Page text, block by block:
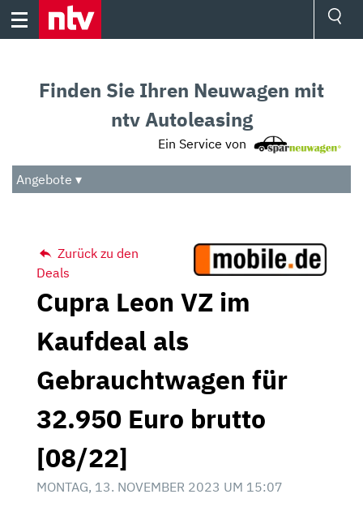
Skip
Audio
Das Beste
Finden Sie Ihren Neuwagen mit
ntv Autoleasing
Ein Service von
Angebote ▾
Zurück zu den
Deals
Cupra Leon VZ im
Kaufdeal als
Gebrauchtwagen für
32.950 Euro brutto
[08/22]
MONTAG, 13. NOVEMBER 2023 UM 15:07